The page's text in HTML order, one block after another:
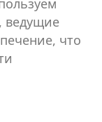
ведущие
что